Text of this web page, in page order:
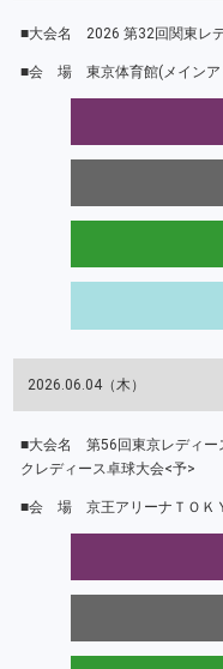
2026 第32回関東レ
東京体育館(メイン
2026.06.04（木）
第56回東京レディ
クレディース卓球大会<予>
京王アリーナＴＯＫ